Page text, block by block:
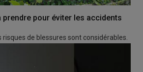
prendre pour éviter les accidents
risques de blessures sont considérables.